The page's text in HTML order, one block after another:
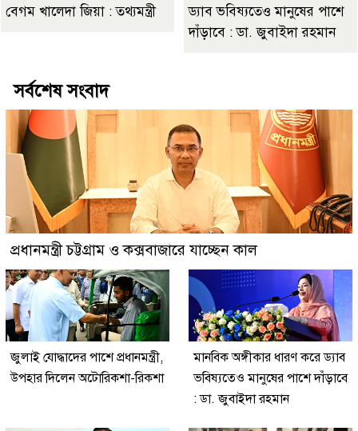
বেগম খালেদা জিয়া : তথ্যমন্ত্রী
ড্যাব ভবিষ্যতেও মানুষের পাশে
দাঁড়াবে : ডা. জুবাইদা রহমান
সর্বশেষ সংবাদ
প্রধানমন্ত্রী চট্টগ্রাম ও কক্সবাজারে যাচ্ছেন কাল
জুলাই যোদ্ধাদের পাশে প্রধানমন্ত্রী,
উপহার দিলেন অটোরিকশা-রিকশা
মানবিক অঙ্গীকার ধারণ করে ড্যাব
ভবিষ্যতেও মানুষের পাশে দাঁড়াবে
: ডা. জুবাইদা রহমান